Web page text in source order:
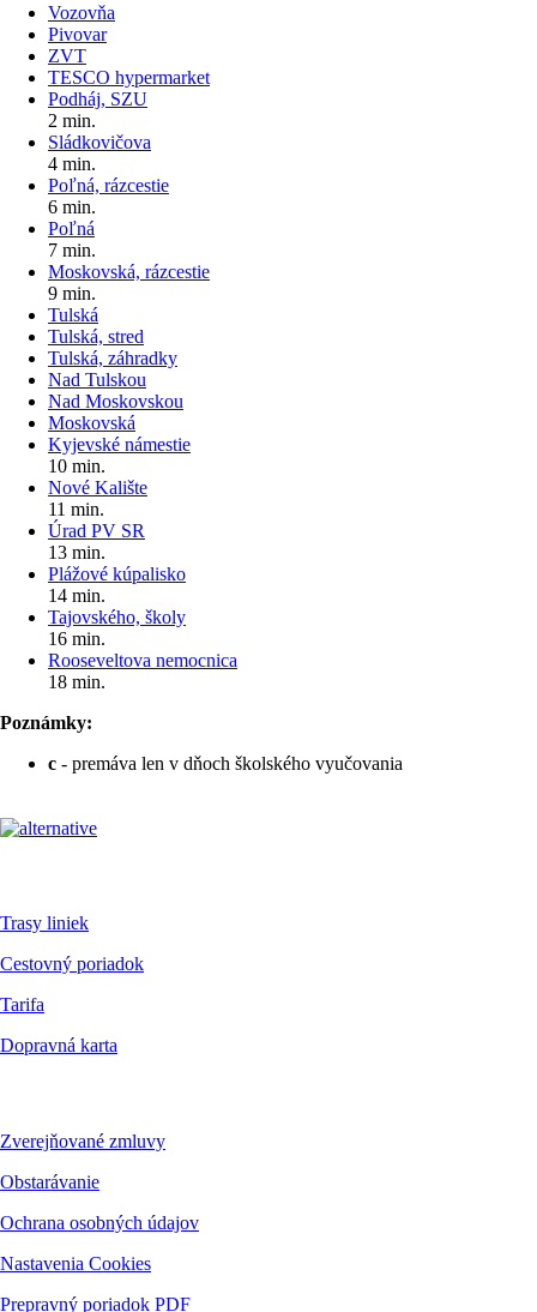
Vozovňa
Pivovar
ZVT
TESCO hypermarket
Podháj, SZU
2 min.
Sládkovičova
4 min.
Poľná, rázcestie
6 min.
Poľná
7 min.
Moskovská, rázcestie
9 min.
Tulská
Tulská, stred
Tulská, záhradky
Nad Tulskou
Nad Moskovskou
Moskovská
Kyjevské námestie
10 min.
Nové Kalište
11 min.
Úrad PV SR
13 min.
Plážové kúpalisko
14 min.
Tajovského, školy
16 min.
Rooseveltova nemocnica
18 min.
Poznámky:
c - premáva len v dňoch školského vyučovania
Trasy liniek
Cestovný poriadok
Tarifa
Dopravná karta
Zverejňované zmluvy
Obstarávanie
Ochrana osobných údajov
Nastavenia Cookies
Prepravný poriadok PDF